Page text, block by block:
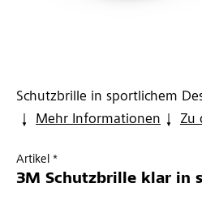
Schutzbrille in sportlichem
Mehr Informationen
Zu
Artikel *
3M Schutzbrille klar in